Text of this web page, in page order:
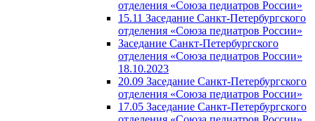
отделения «Союза педиатров России»
15.11 Заседание Санкт-Петербургского
отделения «Союза педиатров России»
Заседание Санкт-Петербургского
отделения «Союза педиатров России»
18.10.2023
20.09 Заседание Санкт-Петербургского
отделения «Союза педиатров России»
17.05 Заседание Санкт-Петербургского